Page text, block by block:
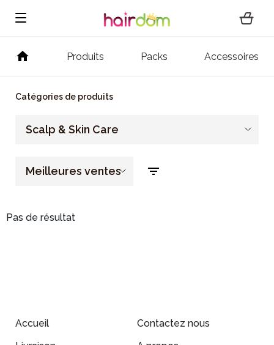
Produits Packs Accessoires
Catégories de produits
Scalp & Skin Care
Meilleures ventes
Pas de résultat
Accueil
Contactez nous